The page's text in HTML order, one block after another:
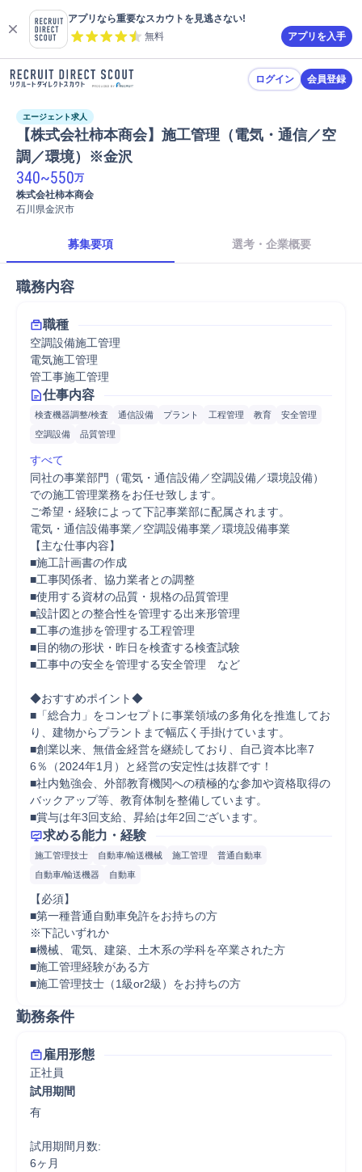
アプリなら重要なスカウトを見逃さない!
無料
アプリを入手
ログイン 会員登録
エージェント求人
【株式会社柿本商会】施工管理（電気・通信／空
調／環境）※金沢
340~550万
株式会社柿本商会
石川県金沢市
募集要項 選考・企業概要
職務内容
職種
空調設備施工管理
電気施工管理
管工事施工管理
仕事内容
検査機器調整/検査 通信設備 プラント 工程管理 教育
安全管理
空調設備
品質管理
すべて
同社の事業部門（電気・通信設備／空調設備／環境設備）
での施工管理業務をお任せ致します。
ご希望・経験によって下記事業部に配属されます。
電気・通信設備事業／空調設備事業／環境設備事業
【主な仕事内容】
■施工計画書の作成
■工事関係者、協力業者との調整
■使用する資材の品質・規格の品質管理
■設計図との整合性を管理する出来形管理
■工事の進捗を管理する工程管理
■目的物の形状・昨日を検査する検査試験
■工事中の安全を管理する安全管理　など
◆おすすめポイント◆
■「総合力」をコンセプトに事業領域の多角化を推進してお
り、建物からプラントまで幅広く手掛けています。
■創業以来、無借金経営を継続しており、自己資本比率7
6％（2024年1月）と経営の安定性は抜群です！
■社内勉強会、外部教育機関への積極的な参加や資格取得の
バックアップ等、教育体制を整備しています。
■賞与は年3回支給、昇給は年2回ございます。
求める能力・経験
施工管理技士 自動車/輸送機械 施工管理
普通自動車
自動車/輸送機器
自動車
【必須】
■第一種普通自動車免許をお持ちの方
※下記いずれか
■機械、電気、建築、土木系の学科を卒業された方
■施工管理経験がある方
■施工管理技士（1級or2級）をお持ちの方
勤務条件
雇用形態
正社員
試用期間
有
試用期間月数:
6ヶ月